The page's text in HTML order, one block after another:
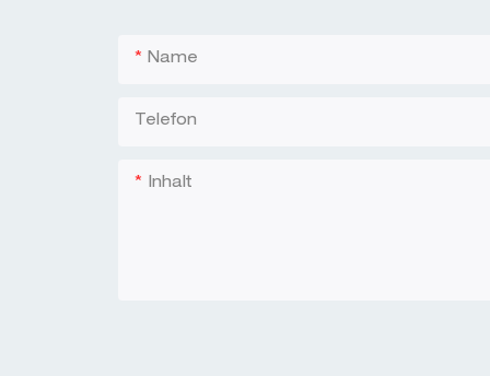
Name
Telefon
Inhalt